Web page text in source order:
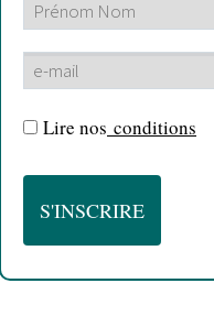
Lire nos conditions